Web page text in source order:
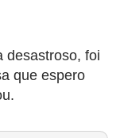
desastroso, foi
que espero